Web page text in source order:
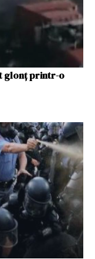
glonț printr-o